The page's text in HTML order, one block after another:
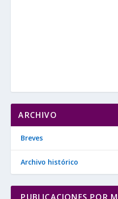
ARCHIVO
Breves
Archivo histórico